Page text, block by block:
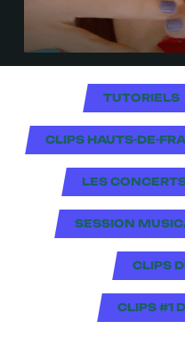
TUTORIELS
CLIPS HAUTS-DE-
LES
SESSION
CLIPS
CLIPS #1